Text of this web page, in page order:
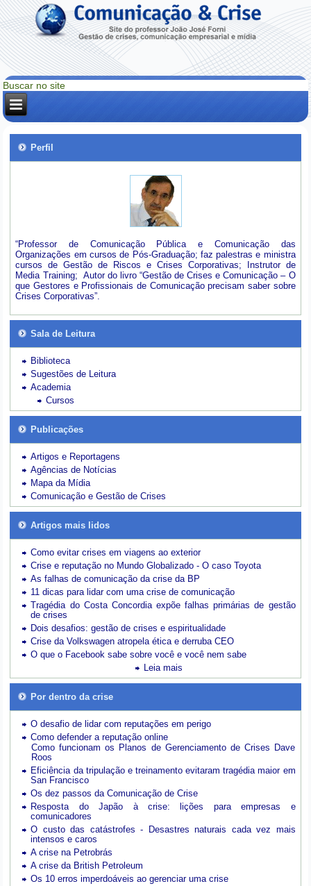
Perfil
“Professor de Comunicação Pública e Comunicação das
Organizações em cursos de Pós-Graduação; faz palestras e ministra
cursos de Gestão de Riscos e Crises Corporativas; Instrutor de
Media Training; Autor do livro “Gestão de Crises e Comunicação – O
que Gestores e Profissionais de Comunicação precisam saber sobre
Crises Corporativas”.
Sala de Leitura
Biblioteca
Sugestões de Leitura
Academia
Cursos
Publicações
Artigos e Reportagens
Agências de Notícias
Mapa da Mídia
Comunicação e Gestão de Crises
Artigos mais lidos
Como evitar crises em viagens ao exterior
Crise e reputação no Mundo Globalizado - O caso Toyota
As falhas de comunicação da crise da BP
11 dicas para lidar com uma crise de comunicação
Tragédia do Costa Concordia expõe falhas primárias de gestão
de crises
Dois desafios: gestão de crises e espiritualidade
Crise da Volkswagen atropela ética e derruba CEO
O que o Facebook sabe sobre você e você nem sabe
Leia mais
Por dentro da crise
O desafio de lidar com reputações em perigo
Como defender a reputação online
Como funcionam os Planos de Gerenciamento de Crises Dave
Roos
Eficiência da tripulação e treinamento evitaram tragédia maior em
San Francisco
Os dez passos da Comunicação de Crise
Resposta do Japão à crise: lições para empresas e
comunicadores
O custo das catástrofes -
Desastres naturais cada vez mais
intensos e caros
A crise na Petrobrás
A crise da British Petroleum
Os 10 erros imperdoáveis ao gerenciar uma crise